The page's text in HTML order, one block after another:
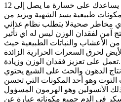
كبسولات فيتوشيب للتخسيس يساعدك على خسارة ما يصل إلى 12
طبيعية يسد الشهية ويزيد من
مخاطر صحيةلا يتطلب نظام غذائي
آمن لفقدان الوزن ليس له اي تأثير
الأعشاب والنباتات الطبيعية حيث
لحرق السعرات الحرارية الزائدة
على تعزيز فقدان الوزن وزيادة
الدهون والحث على الشبع يحتوي
وهو أحد المكونات التي تحسن
الأنسولين وهو الهرمون المسؤول
في الدم جميع مكوناته عبارة عن